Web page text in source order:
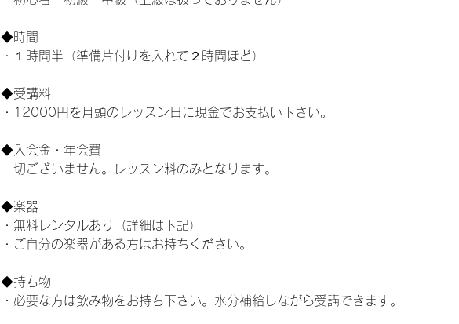
◆時間
・１時間半（準備片付けを入れて２時間ほど）
◆受講料
・12000円を月頭のレッスン日に現金でお支払い下さい。
◆入会金・年会費
一切ございません。レッスン料のみとなります。
◆楽器
・無料レンタルあり（詳細は下記）
・ご自分の楽器がある方はお持ちください。
◆持ち物
・必要な方は飲み物をお持ち下さい。水分補給しながら受講できます。